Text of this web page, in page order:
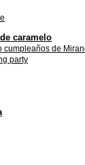
caramelo
cumpleaños de
party